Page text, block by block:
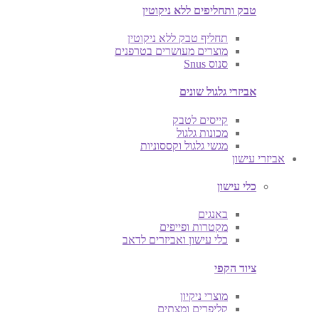
טבק ותחליפים ללא ניקוטין
תחליף טבק ללא ניקוטין
מוצרים מעושרים בטרפנים
סנוס Snus
אביזרי גלגול שונים
קייסים לטבק
מכונות גלגול
מגשי גלגול וקססוניות
אביזרי עישון
כלי עישון
באנגים
מקטרות ופייפים
כלי עישון ואביזרים לדאב
ציוד הקפי
מוצרי ניקיון
קליפרים ומצתים